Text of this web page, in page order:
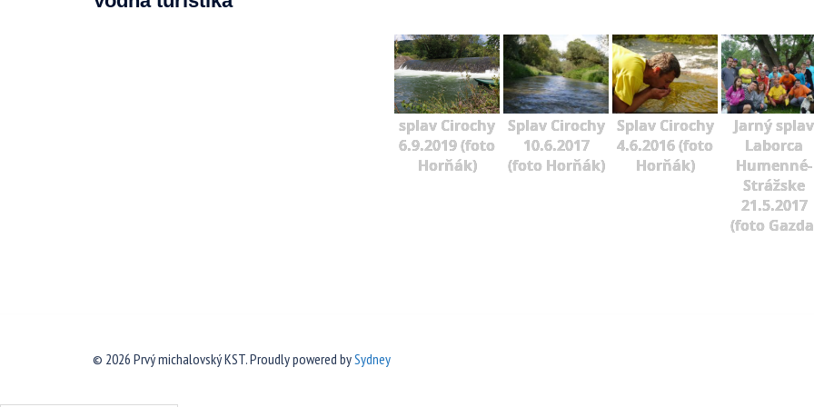
splav Cirochy
6.9.2019 (foto
Horňák)
Splav Cirochy
10.6.2017
(foto Horňák)
Splav Cirochy
4.6.2016 (foto
Horňák)
Jarný splav
Laborca
Humenné-
Strážske
21.5.2017
(foto
© 2026 Prvý michalovský KST. Proudly powered bySydney